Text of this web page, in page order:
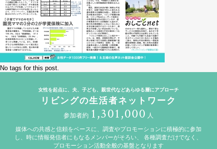
No tags for this post.
女性を起点に、夫、子ども、親世代などあらゆる層にアプローチ
リビングの生活者ネットワーク
参加者約 1,301,000 人
媒体への共感と信頼をベースに、調査やプロモーションに積極的に参加
し、時に情報発信者にもなるメンバーがそろい、
各種調査だけでなく、
プロモーション活動全般の基盤となります